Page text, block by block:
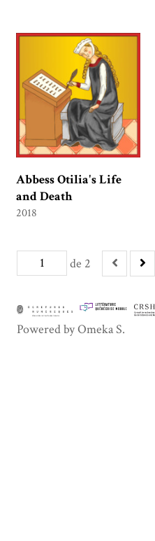
Abbess Otilia's Life
and Death
2018
de 2
Powered by Omeka S.